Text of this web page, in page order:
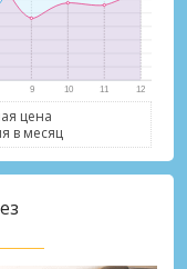
цена
в месяц